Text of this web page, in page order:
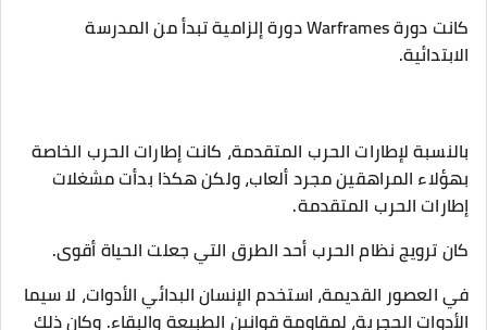
كانت دورة Warframes دورة إلزامية تبدأ من المدرسة
الابتدائية.
بالنسبة لإطارات الحرب المتقدمة، كانت إطارات الحرب الخاصة
بهؤلاء المراهقين مجرد ألعاب، ولكن هكذا بدأت مشغلات
إطارات الحرب المتقدمة.
كان ترويج نظام الحرب أحد الطرق التي جعلت الحياة أقوى.
في العصور القديمة، استخدم الإنسان البدائي الأدوات، لا سيما
الأدوات الحجرية، لمقاومة قوانين الطبيعة والبقاء. وكان ذلك